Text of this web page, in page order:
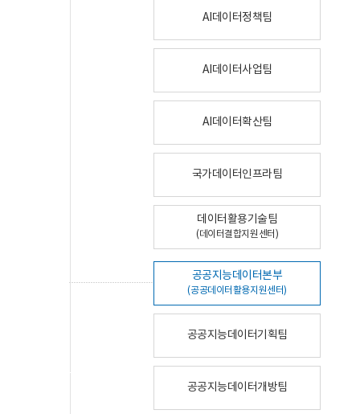
AI데이터정책팀
AI데이터사업팀
AI데이터확산팀
국가데이터인프라팀
데이터활용기술팀
(데이터결합지원센터)
공공지능데이터본부
(공공데이터활용지원센터)
공공지능데이터기획팀
공공지능데이터개방팀